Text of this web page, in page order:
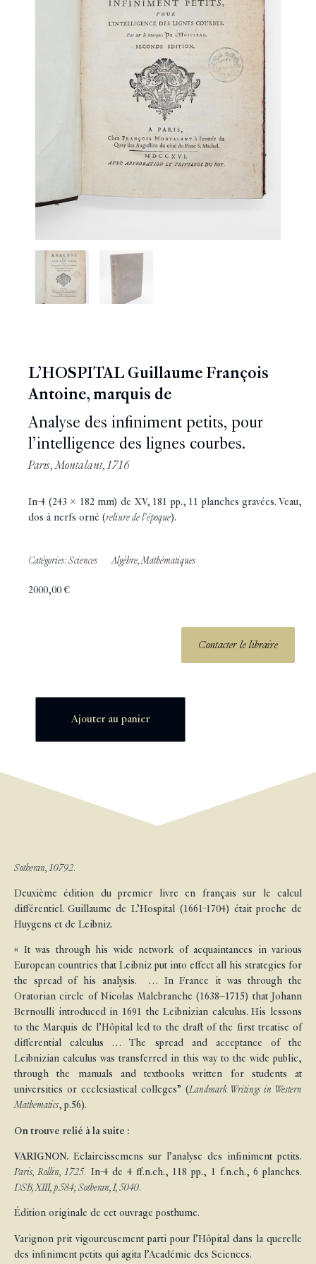
L’HOSPITAL Guillaume François
Antoine, marquis de
Analyse des infiniment petits, pour
l’intelligence des lignes courbes.
Paris, Montalant, 1716
In-4 (243 x 182 mm) de XV, 181 pp., 11 planches gravées. Veau,
dos à nerfs orné (reliure de l’époque).
Catégories: Sciences Algèbre,Mathématiques
2000,00€
Contacter le libraire
Ajouter au panier
Sotheran, 10792.
Deuxième édition du premier livre en français sur le calcul
différentiel. Guillaume de L’Hospital (1661-1704) était proche de
Huygens et de Leibniz.
« It was through his wide network of acquaintances in various
European countries that Leibniz put into effect all his strategies for
the spread of his analysis. … In France it was through the
Oratorian circle of Nicolas Malebranche (1638–1715) that Johann
Bernoulli introduced in 1691 the Leibnizian calculus. His lessons
to the Marquis de l’Hôpital led to the draft of the first treatise of
differential calculus … The spread and acceptance of the
Leibnizian calculus was transferred in this way to the wide public,
through the manuals and textbooks written for students at
universities or ecclesiastical colleges” (Landmark Writings in Western
Mathematics, p.56).
On trouve relié à la suite :
VARIGNON. Eclaircissemens sur l’analyse des infiniment petits.
Paris, Rollin, 1725. In-4 de 4 ff.n.ch., 118 pp., 1 f.n.ch., 6 planches.
DSB, XIII, p.584; Sotheran, I, 5040.
Édition originale de cet ouvrage posthume.
Varignon prit vigoureusement parti pour l’Hôpital dans la querelle
des infiniment petits qui agita l’Académie des Sciences.